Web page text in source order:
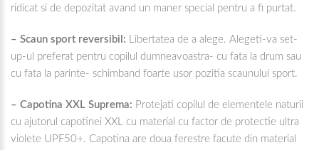
ridicat si de depozitat avand un maner special pentru a fi purtat.
– Scaun sport reversibil: Libertatea de a alege. Alegeti-va set-
up-ul preferat pentru copilul dumneavoastra- cu fata la drum sau
cu fata la parinte- schimband foarte usor pozitia scaunului sport.
– Capotina XXL Suprema: Protejati copilul de elementele naturii
cu ajutorul capotinei XXL cu material cu factor de protectie ultra
violete UPF50+. Capotina are doua ferestre facute din material